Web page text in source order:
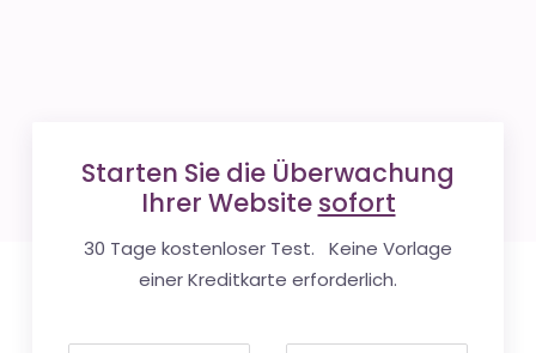
Starten Sie die Überwachung
Ihrer Website sofort
30 Tage kostenloser Test. Keine Vorlage
einer Kreditkarte erforderlich.